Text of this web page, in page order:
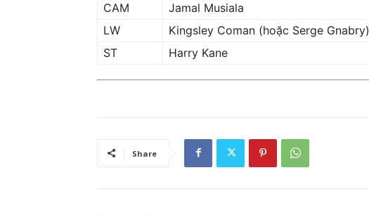
CAM
Jamal Musiala
LW
Kingsley Coman (hoặc Serge Gnabry)
ST
Harry Kane
Share